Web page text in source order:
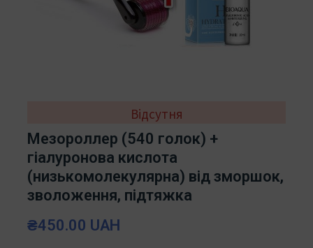
Відсутня
Мезороллер (540 голок) +
гіалуронова кислота
(низькомолекулярна) від зморшок,
зволоження, підтяжка
₴450.00 UAH